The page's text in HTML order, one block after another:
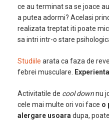
ce au terminat sa se joace
a putea adormi? Acelasi
realizata treptat iti poate
sa intri intr-o stare
Studiile arata ca faza de
febrei musculare.
Activitatile de cool downnu
cele mai multe ori voi face o
alergare usoara dupa,